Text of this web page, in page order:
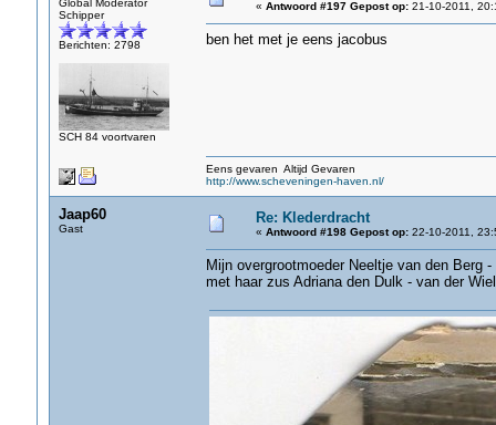
Global Moderator
Schipper
Berichten: 2798
SCH 84 voortvaren
« Antwoord #197 Gepost op:21-10-2011,
ben het met je eens jacobus
Eens gevaren Altijd Gevaren
http://www.scheveningen-haven.nl/
Jaap60
Gast
Re: Klederdracht
« Antwoord #198 Gepost op:22-10-2011,
Mijn overgrootmoeder Neeltje van den Berg
met haar zus Adriana den Dulk - van der